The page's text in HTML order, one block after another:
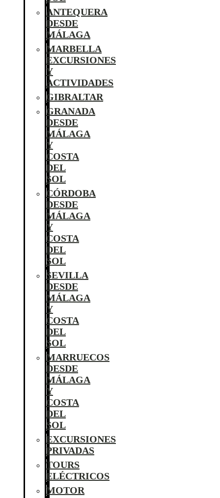
ANTEQUERA
DESDE
MÁLAGA
MARBELLA
EXCURSIONES
Y
ACTIVIDADES
GIBRALTAR
GRANADA
DESDE
MÁLAGA
Y
COSTA
DEL
SOL
CÓRDOBA
DESDE
MÁLAGA
Y
COSTA
DEL
SOL
SEVILLA
DESDE
MÁLAGA
Y
COSTA
DEL
SOL
MARRUECOS
DESDE
MÁLAGA
Y
COSTA
DEL
SOL
EXCURSIONES
PRIVADAS
TOURS
ELÉCTRICOS
MOTOR